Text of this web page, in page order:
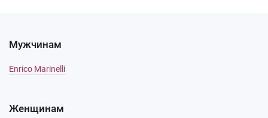
Мужчинам
Enrico Marinelli
Женщинам